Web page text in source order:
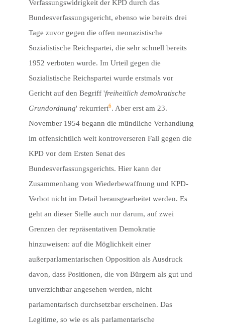
Verfassungswidrigkeit der KPD durch das
Bundesverfassungsgericht, ebenso wie bereits drei
Tage zuvor gegen die offen neonazistische
Sozialistische Reichspartei, die sehr schnell bereits
1952 verboten wurde. Im Urteil gegen die
Sozialistische Reichspartei wurde erstmals vor
Gericht auf den Begriff 'freiheitlichdemokratische
Grundordnung' rekurriert6. Aber erst am 23.
November 1954 begann die mündliche Verhandlung
im offensichtlich weit kontroverseren Fall gegen die
KPD vor dem Ersten Senat des
Bundesverfassungsgerichts. Hier kann der
Zusammenhang von Wiederbewaffnung und KPD-
Verbot nicht im Detail herausgearbeitet werden. Es
geht an dieser Stelle auch nur darum, auf zwei
Grenzen der repräsentativen Demokratie
hinzuweisen: auf die Möglichkeit einer
außerparlamentarischen Opposition als Ausdruck
davon, dass Positionen, die von Bürgern als gut und
unverzichtbar angesehen werden, nicht
parlamentarisch durchsetzbar erscheinen. Das
Legitime, so wie es als parlamentarische